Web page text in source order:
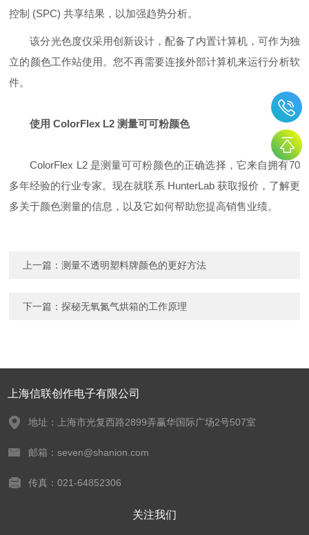
控制 (SPC) 共享结果，以加强趋势分析。
该分光色度仪采用创新设计，配备了内置计算机，可作为独
立的颜色工作站使用。您不再需要连接外部计算机来运行分析软
件。
使用 ColorFlex L2 测量可可粉颜色
ColorFlex L2 是测量可可粉颜色的正确选择，它来自拥有70
多年经验的行业专家。现在就联系 HunterLab 获取报价，了解更
多关于颜色测量的信息，以及它如何帮助您提高销售业绩。
上一篇：测量不透明塑料牌颜色的更好方法
下一篇：探秘无氧氮气烘箱的工作原理
上海信联创作电子有限公司
地址：上海市光复西路2899弄赢华国际广场2号507室
邮箱：seven@shanion.com
传真：021-64852306
关注我们